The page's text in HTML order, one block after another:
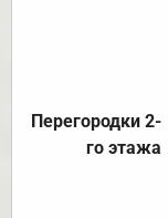
Перегородки 2-
го этажа